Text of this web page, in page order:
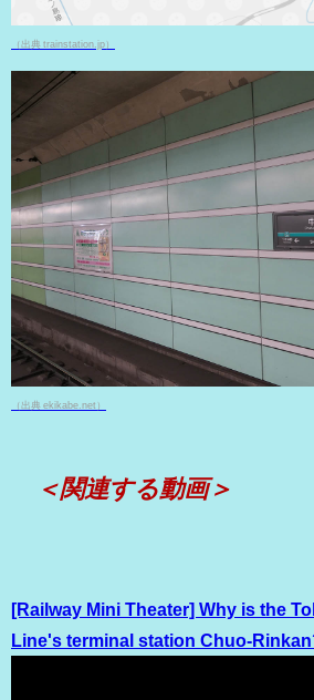
（出典 trainstation.jp）
（出典 ekikabe.net）
＜関連する動画＞
[Railway Mini Theater] Why is the
Line's terminal station Chuo-